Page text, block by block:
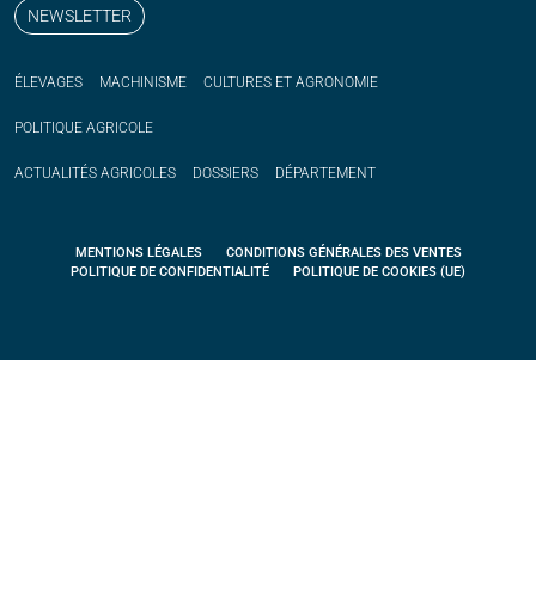
NEWSLETTER
ÉLEVAGES MACHINISME CULTURES ET AGRONOMIE
POLITIQUE AGRICOLE
ACTUALITÉS AGRICOLES DOSSIERS DÉPARTEMENT
MENTIONS LÉGALES
CONDITIONS GÉNÉRALES DES VENTES
POLITIQUE DE CONFIDENTIALITÉ
POLITIQUE DE COOKIES (UE)